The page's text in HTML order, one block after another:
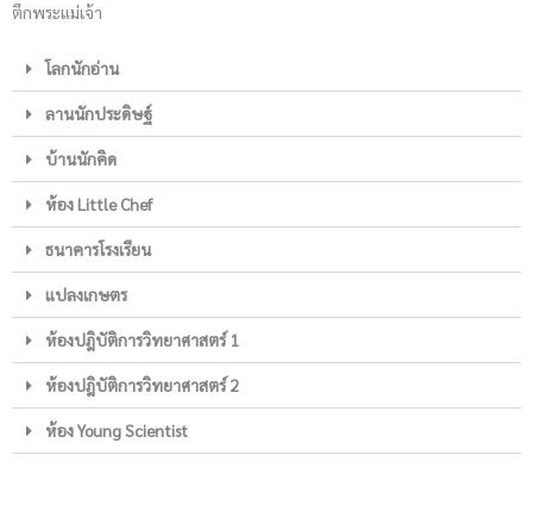
ตึกพระแม่เจ้า
โลกนักอ่าน
ลานนักประดิษฐ์
บ้านนักคิด
ห้อง Little Chef
ธนาคารโรงเรียน
แปลงเกษตร
ห้องปฎิบัติการวิทยาศาสตร์ 1
ห้องปฎิบัติการวิทยาศาสตร์ 2
ห้อง Young Scientist